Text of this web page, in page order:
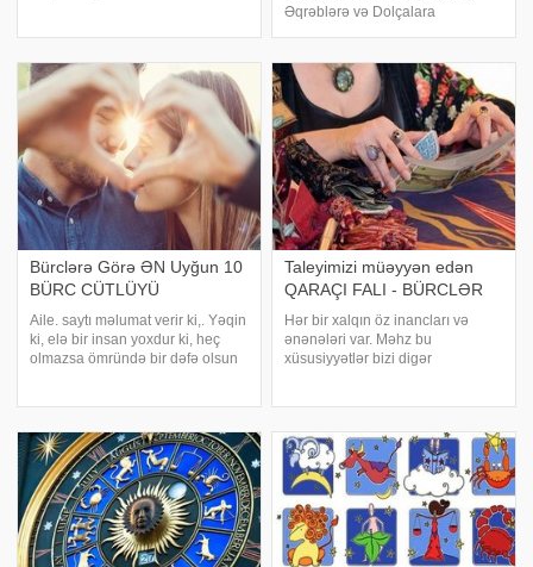
gözəl şeydir, gərək doğulanda
onu
Əqrəblərə və Dolçalara
proqnoz edilir. 2017-ci ilin
sonunda Şirlərə və Əkizlərə
hansı istiqamətd
Bürclərə Görə ƏN Uyğun 10
BÜRC CÜTLÜYÜ
Aile. saytı məlumat verir ki,. Yəqin
ki, elə bir insan yoxdur ki, heç
olmazsa ömründə bir dəfə olsun
üçün maraqlı gəlməsin. B
Taleyimizi müəyyən edən
QARAÇI FALI - BÜRCLƏR
Hər bir xalqın öz inancları və
ənənələri var. Məhz bu
xüsusiyyətlər bizi digər
də, məlum olub ki, qaraçıların da
öz qoroskop